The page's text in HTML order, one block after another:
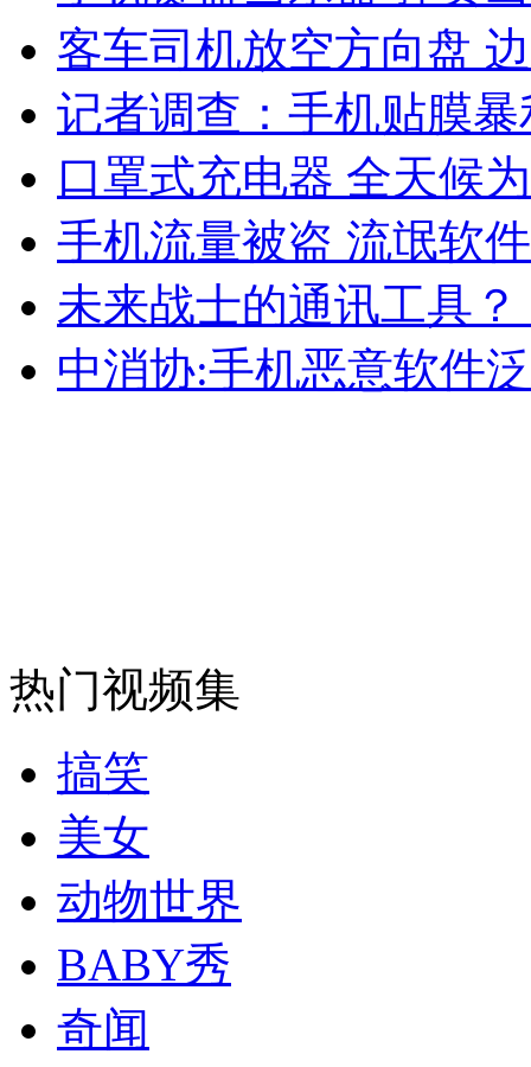
外交部：反对强权政治霸凌主义
外交部：有关国家言论片面不公正
安徽一实载49人客车翻车
走！跟着总书记去植树
司机酒驾遇交警 急速倒车逃窜
客车司机放空方向盘
记者调查：手机贴膜
口罩式充电器 全天候
手机流量被盗 流氓软
未来战士的通讯工具？
中消协:手机恶意软件
热门视频集
搞笑
美女
动物世界
BABY秀
奇闻